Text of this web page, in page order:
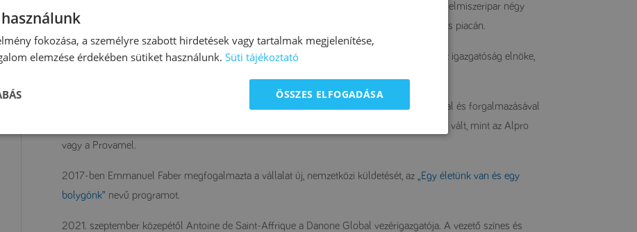
2007-ben a Danone Csoport megvásárolta a Numicót, megerősítve vezető pozícióját az élelmiszeripar négy
szegmensében: a friss tejtermékek, a palackozott vizek, a bébiételek és a kórházi táplálkozás piacán.
2014-ben Emmanuel Fabert nevezték ki a cég vezérigazgatójának, Frank Riboud maradt az igazgatóság elnöke,
2017-ben a Danone Csoport megvásárolta a bio és növényi alapú élelmiszerek gyártásával és forgalmazásával
foglalkozó WhiteWave Foods vállalatot, így a Danone olyan ismert márkák forgalmazójává vált, mint az Alpro
vagy a Provamel.
2017-ben Emmanuel Faber megfogalmazta a vállalat új, nemzetközi küldetését, az
„Egy életünk van és egy
bolygónk” nevű programot.
2021. szeptember közepétől Antoine de Saint-Affrique a Danone Global vezérigazgatója. A vezető színes és
fokozása, a személyre szabott hirdetések vagy tartalmak megjelenítése,
elemzése érdekében sütiket használunk. Süti tájékoztató
ÖSSZES ELFOGADÁSA